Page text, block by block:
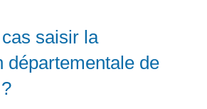
saisir la
départementale de